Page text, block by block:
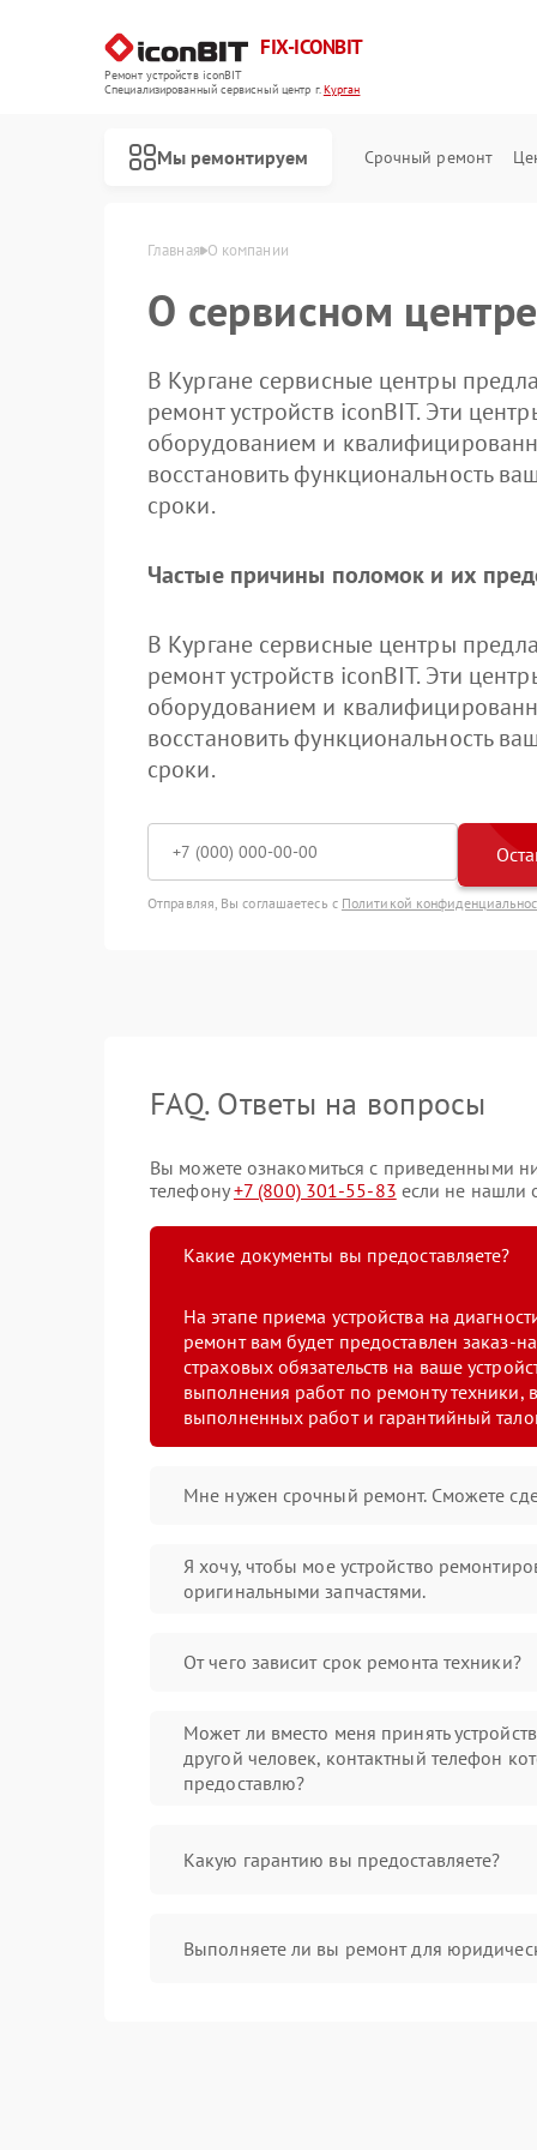
FIX-ICONBIT
Ремонт устройств iconBIT
Специализированный cервисный центр г.Курган
Мы ремонтируем Срочный ремонт
Главная О компании
О сервисном
В Кургане сервисные центры
ремонт устройств iconBIT. Эти
оборудованием и
восстановить функциональность
сроки.
Частые причины поломок и их
В Кургане сервисные центры
ремонт устройств iconBIT. Эти
оборудованием и
восстановить функциональность
сроки.
Отправляя, Вы соглашаетесь с Политикой
FAQ. Ответы на вопросы
Вы можете ознакомиться с приведенными
телефону+7 (800) 301-55-83 если не нашли
Какие документы вы предоставляете?
На этапе приема устройства на
ремонт вам будет предоставлен заказ-
страховых обязательств на ваше
выполнения работ по ремонту техники,
выполненных работ и гарантийный
Мне нужен срочный ремонт. Сможете
Я хочу, чтобы мое устройство
оригинальными запчастями.
От чего зависит срок ремонта техники?
Может ли вместо меня принять
другой человек, контактный телефон
предоставлю?
Какую гарантию вы предоставляете?
Выполняете ли вы ремонт для